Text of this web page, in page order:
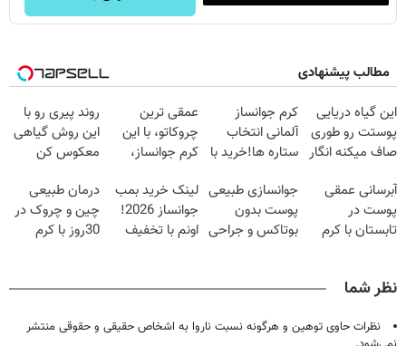
مطالب پیشنهادی
این گیاه دریایی
پوستت رو طوری
صاف میکنه انگار
شدی🔥
کرم جوانساز
آلمانی انتخاب
ستاره ها!خرید با
عمقی ترین
چروکاتو، با این
کرم جوانساز،
تخفیف سفارش
فوری)
روند پیری رو با
این روش گیاهی
معکوس کن
آبرسانی عمقی
پوست در
تابستان با کرم
جوانسازی طبیعی
پوست بدون
بوتاکس و جراحی
لینک خرید بمب
جوانساز 2026!
اونم با تخفیف
درمان طبیعی
چین و چروک در
30روز با کرم
نظر شما
نظرات حاوی توهین و هرگونه نسبت ناروا به اشخاص حقیقی و حقوقی منتشر